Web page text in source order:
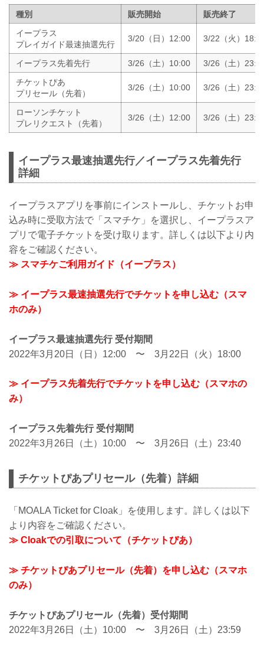
種別 販売開始
販売終了
イープラス
プレイガイド最速抽選先行
3/20（日）12:00 3/22（火）
イープラス先着先行 3/26（土）10:00
3/26（土）
チケットぴあ
プリセール（先着）
3/26（土）10:00 3/26（土）
ローソンチケット
プレリクエスト（先着）
3/26（土）12:00 3/26（土）
イープラス最速抽選先行／イープラス先着先行
詳細
イープラスアプリを事前にインストールし、チケットお申
込み時に受取方法で「スマチケ」を選択し、イープラスア
プリで電子チケットを受け取ります。詳しくは以下より内
容をご確認ください。
≫ スマチケご利用ガイド（イープラス）
≫ イープラス最速抽選先行でチケットを申し込む（スマ
ホのみ）
イープラス最速抽選先行 受付期間
2022年3月20日（日）12:00 〜 3月22日（火）18:00
≫ イープラス先着先行でチケットを申し込む（スマホの
み）
イープラス先着先行 受付期間
2022年3月26日（土）10:00 〜 3月26日（土）23:40
チケットぴあプリセール（先着）詳細
「MOALA Ticket for Cloak」を使用します。詳しくは以下
より内容をご確認ください。
≫ Cloakでの引取について（チケットぴあ）
≫ チケットぴあプリセール（先着）を申し込む（スマホ
のみ）
チケットぴあプリセール（先着）受付期間
2022年3月26日（土）10:00 〜 3月26日（土）23:59